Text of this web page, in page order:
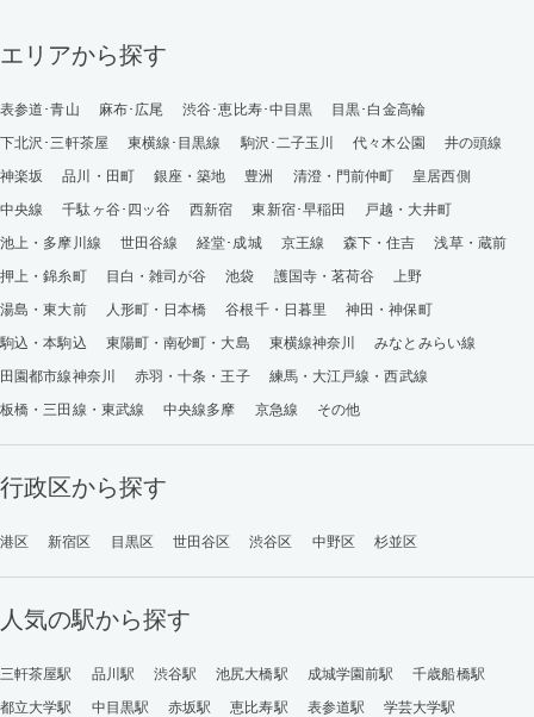
エリアから探す
表参道･青山 麻布･広尾 渋谷･恵比寿･中目黒
目黒･白金高輪
下北沢･三軒茶屋
東横線･目黒線 駒沢･二子玉川 代々木公園
井の頭線
神楽坂
品川・田町 銀座・築地 豊洲 清澄・門前仲町
皇居西側
中央線
千駄ヶ谷･四ッ谷 西新宿 東新宿･早稲田
戸越・大井町
池上・多摩川線
世田谷線 経堂･成城 京王線 森下・住吉
浅草・蔵前
押上・錦糸町
目白・雑司が谷 池袋 護国寺・茗荷谷
上野
湯島・東大前
人形町・日本橋 谷根千・日暮里
神田・神保町
駒込・本駒込
東陽町・南砂町・大島 東横線神奈川
みなとみらい線
田園都市線神奈川
赤羽・十条・王子
練馬・大江戸線・西武線
板橋・三田線・東武線
中央線多摩 京急線 その他
行政区から探す
港区 新宿区 目黒区 世田谷区 渋谷区 中野区 杉並区
人気の駅から探す
三軒茶屋駅 品川駅 渋谷駅 池尻大橋駅 成城学園前駅
千歳船橋駅
都立大学駅
中目黒駅 赤坂駅 恵比寿駅 表参道駅
学芸大学駅